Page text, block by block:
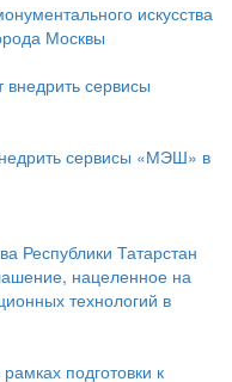
искусства
Москвы
сервисы «МЭШ» в
Республики Татарстан
нацеленное на
технологий в